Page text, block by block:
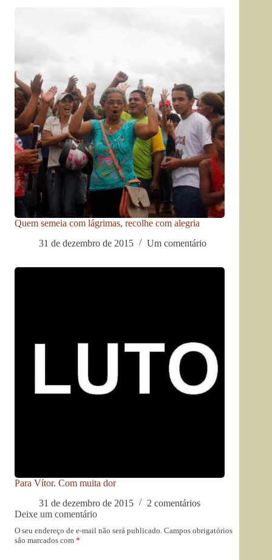
Quem semeia com lágrimas, recolhe com alegria
31 de dezembro de 2015
Um comentário
Para Vítor. Com muita dor
31 de dezembro de 2015
2 comentários
Deixe um comentário
O seu endereço de e-mail não será publicado. Campos obrigatórios
são marcados com *